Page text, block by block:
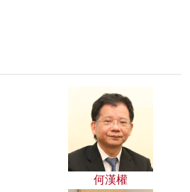
何漢權